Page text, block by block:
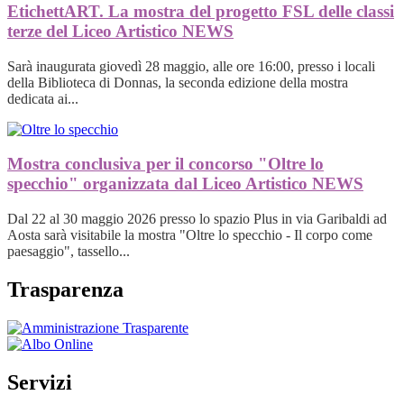
EtichettART. La mostra del progetto FSL delle classi
terze del Liceo Artistico NEWS
Sarà inaugurata giovedì 28 maggio, alle ore 16:00, presso i locali
della Biblioteca di Donnas, la seconda edizione della mostra
dedicata ai...
Mostra conclusiva per il concorso "Oltre lo
specchio" organizzata dal Liceo Artistico NEWS
Dal 22 al 30 maggio 2026 presso lo spazio Plus in via Garibaldi ad
Aosta sarà visitabile la mostra "Oltre lo specchio - Il corpo come
paesaggio", tassello...
Trasparenza
Servizi